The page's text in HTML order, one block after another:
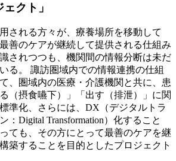
クト」
される方々が、療養場所を移動して
善のケアが継続して提供される仕組み
されつつも、機関間の情報分断は未だ
る。 諏訪圏域内での情報連携の仕組
、圏域内の医療・介護機関と共に、患
（摂食嚥下）」「出す（排泄）」に関
準化、さらには、DX（デジタルトラ
：Digital Transformation）化すること
ても、その方にとって最善のケアを継
築することを目的としたプロジェクト